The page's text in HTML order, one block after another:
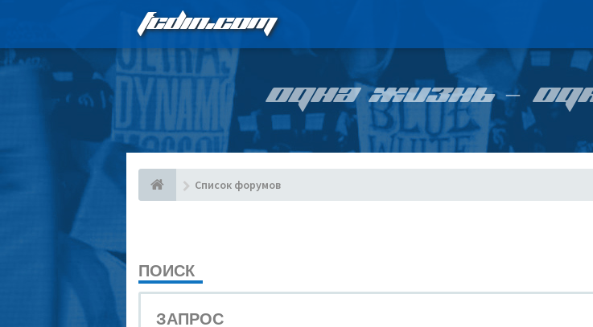
FCDIN.COM
ОДНА ЖИЗНЬ –
Список форумов
ПОИСК
ЗАПРОС